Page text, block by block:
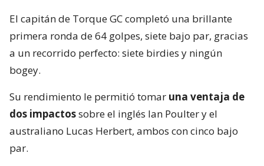
El capitán de Torque GC completó una brillante
primera ronda de 64 golpes, siete bajo par, gracias
a un recorrido perfecto: siete birdies y ningún
bogey.
Su rendimiento le permitió tomar una ventaja de
dos impactossobre el inglés Ian Poulter y el
australiano Lucas Herbert, ambos con cinco bajo
par.